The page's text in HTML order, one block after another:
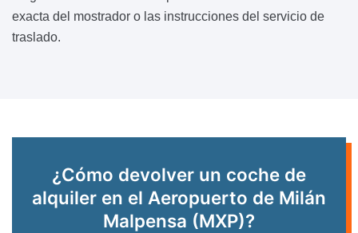
exacta del mostrador o las instrucciones del servicio de
traslado.
¿Cómo devolver un coche de
alquiler en el Aeropuerto de Milán
Malpensa (MXP)?